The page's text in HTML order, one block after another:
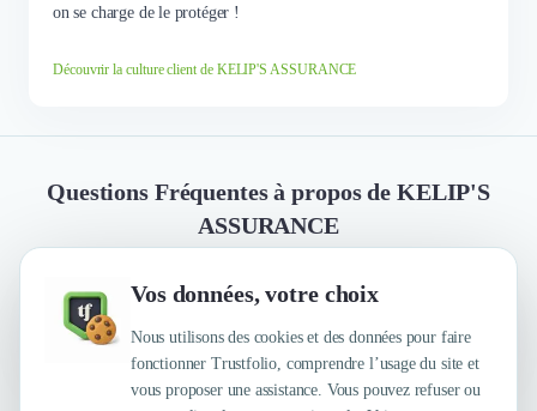
Vos données, votre choix
Nous utilisons des cookies et des données pour faire
fonctionner Trustfolio, comprendre l’usage du site et
vous proposer une assistance. Vous pouvez refuser ou
on se charge de le protéger !
Découvrir la culture client de KELIP'S ASSURANCE
Questions Fréquentes à propos de KELIP'S
ASSURANCE
Quelles sont les principales qualités que leur
reconnaissent leurs clients ?